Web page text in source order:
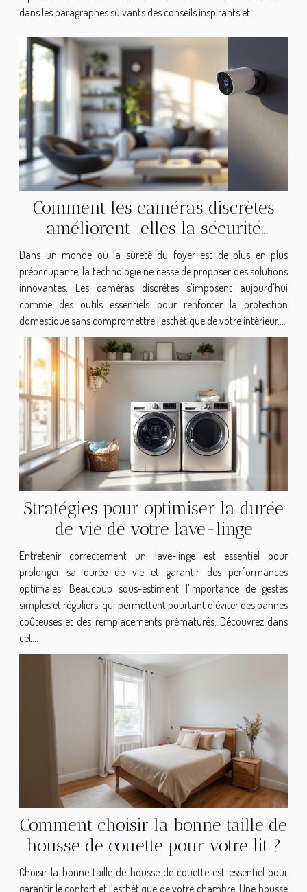
dans les paragraphes suivants des conseils inspirants et...
Comment les caméras discrètes
améliorent-elles la sécurité
domestique ?
Dans un monde où la sûreté du foyer est de plus en plus
préoccupante, la technologie ne cesse de proposer des solutions
innovantes. Les caméras discrètes s'imposent aujourd'hui
comme des outils essentiels pour renforcer la protection
domestique sans compromettre l’esthétique de votre intérieur....
Stratégies pour optimiser la durée
de vie de votre lave-linge
Entretenir correctement un lave-linge est essentiel pour
prolonger sa durée de vie et garantir des performances
optimales. Beaucoup sous-estiment l’importance de gestes
simples et réguliers, qui permettent pourtant d’éviter des pannes
coûteuses et des remplacements prématurés. Découvrez dans
cet...
Comment choisir la bonne taille de
housse de couette pour votre lit ?
Choisir la bonne taille de housse de couette est essentiel pour
garantir le confort et l’esthétique de votre chambre. Une housse